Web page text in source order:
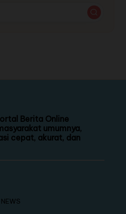
Berita Online
umumnya,
cepat, akurat, dan